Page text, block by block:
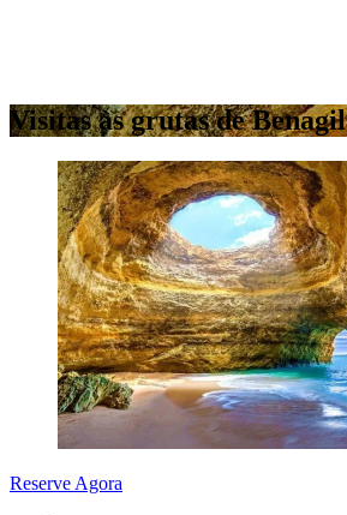
Visitas às grutas de Benagil
Reserve Agora